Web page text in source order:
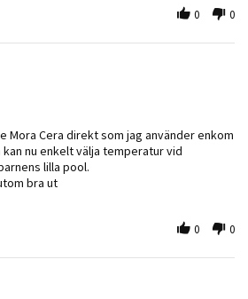
0 0
2021
Mora Cera direkt som jag använder enkom
nu enkelt välja temperatur vid
lilla pool.
bra ut
0 0